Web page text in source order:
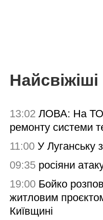
13:02 ЛОВА: На
ремонту системи
11:00 У Луганську
09:35 росіяни
19:00 Бойко
житловим
Київщині